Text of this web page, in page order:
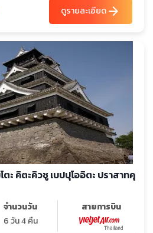
ดูรายละเอียดarrow_forward
ะ คิตะคิวชู เบปปุโออิตะ ปราสาทคุ
จำนวนวัน
6 วัน 4 คืน
สายการบิน